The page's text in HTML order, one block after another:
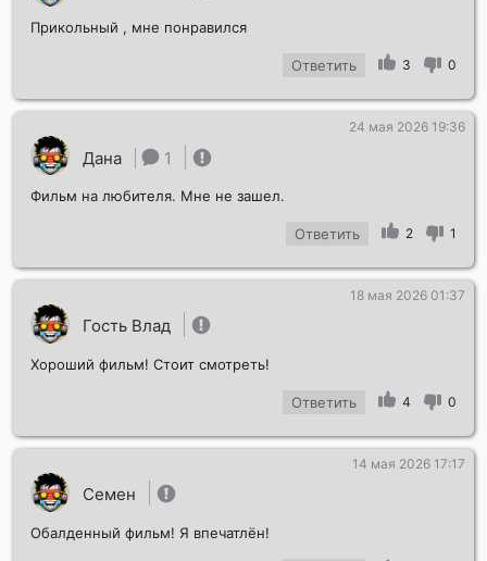
Прикольный , мне понравился
Ответить 3 0
Дана 1
24 мая 2026 19:36
Фильм на любителя. Мне не зашел.
Ответить 2 1
Гость Влад
18 мая 2026 01:37
Хороший фильм! Стоит смотреть!
Ответить 4 0
Семен
14 мая 2026 17:17
Обалденный фильм! Я впечатлён!